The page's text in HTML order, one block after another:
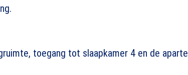
toegang tot slaapkamer 4 en de aparte